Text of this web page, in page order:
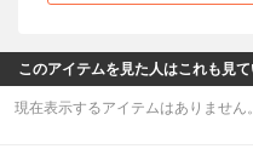
このアイテムを見た人はこれも見
現在表示するアイテムはありません。